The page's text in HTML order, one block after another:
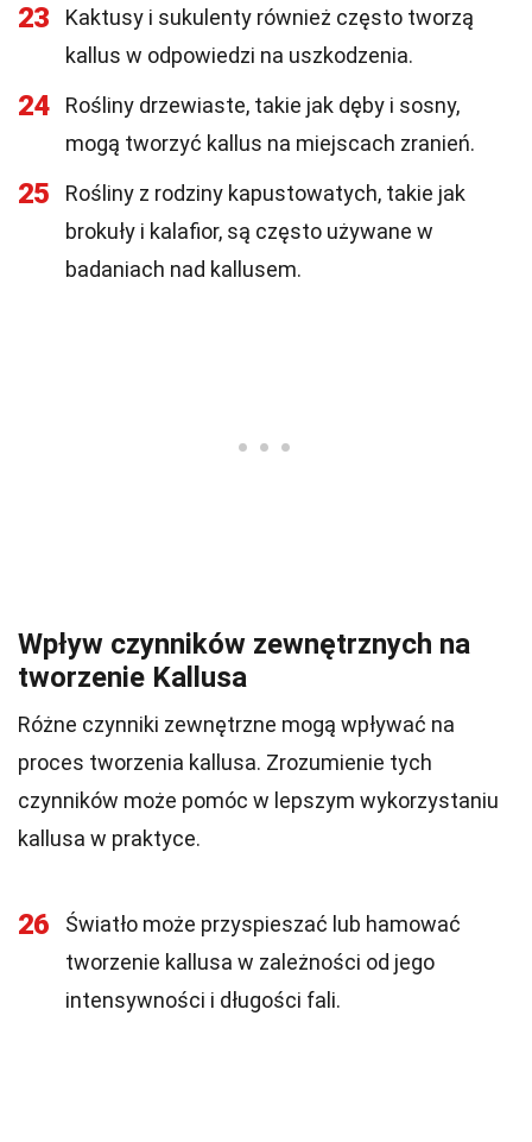
23
Kaktusy i sukulenty również często tworzą
kallus w odpowiedzi na uszkodzenia.
24
Rośliny drzewiaste, takie jak dęby i sosny,
mogą tworzyć kallus na miejscach zranień.
25
Rośliny z rodziny kapustowatych, takie jak
brokuły i kalafior, są często używane w
badaniach nad kallusem.
Wpływ czynników zewnętrznych na
tworzenie Kallusa
Różne czynniki zewnętrzne mogą wpływać na
proces tworzenia kallusa. Zrozumienie tych
czynników może pomóc w lepszym wykorzystaniu
kallusa w praktyce.
26
Światło może przyspieszać lub hamować
tworzenie kallusa w zależności od jego
intensywności i długości fali.